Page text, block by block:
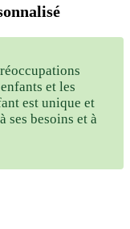
et les
est unique et
ses besoins et à